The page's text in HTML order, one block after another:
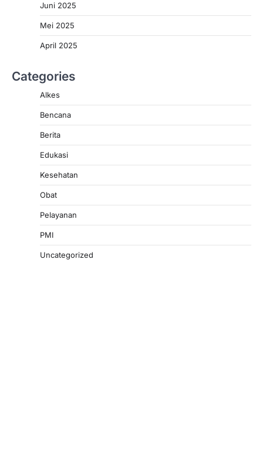
Juni 2025
Mei 2025
April 2025
Categories
Alkes
Bencana
Berita
Edukasi
Kesehatan
Obat
Pelayanan
PMI
Uncategorized